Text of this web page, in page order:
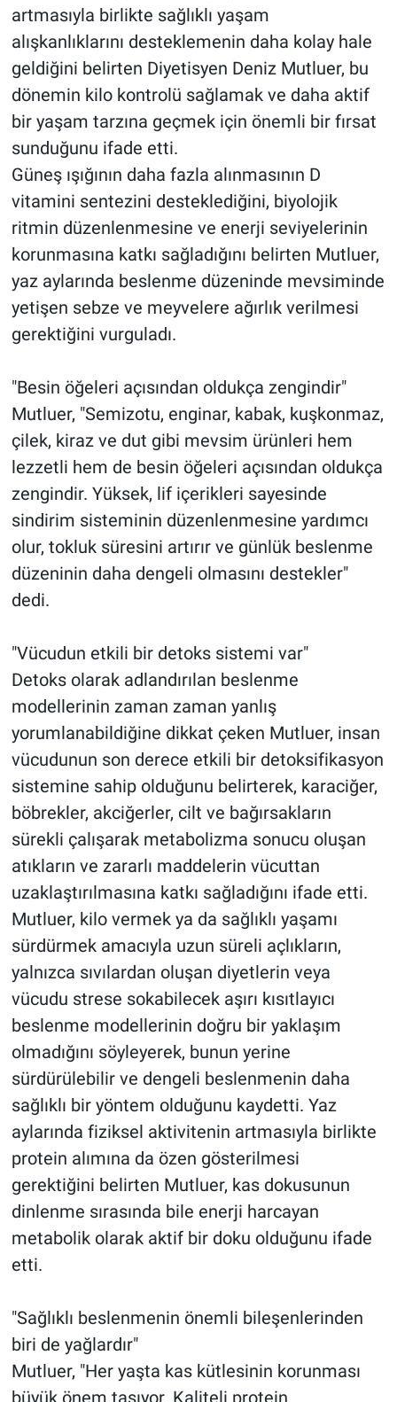
artmasıyla birlikte sağlıklı yaşam
alışkanlıklarını desteklemenin daha kolay hale
geldiğini belirten Diyetisyen Deniz Mutluer, bu
dönemin kilo kontrolü sağlamak ve daha aktif
bir yaşam tarzına geçmek için önemli bir fırsat
sunduğunu ifade etti.
Güneş ışığının daha fazla alınmasının D
vitamini sentezini desteklediğini, biyolojik
ritmin düzenlenmesine ve enerji seviyelerinin
korunmasına katkı sağladığını belirten Mutluer,
yaz aylarında beslenme düzeninde mevsiminde
yetişen sebze ve meyvelere ağırlık verilmesi
gerektiğini vurguladı.
"Besin öğeleri açısından oldukça zengindir"
Mutluer, "Semizotu, enginar, kabak, kuşkonmaz,
çilek, kiraz ve dut gibi mevsim ürünleri hem
lezzetli hem de besin öğeleri açısından oldukça
zengindir. Yüksek, lif içerikleri sayesinde
sindirim sisteminin düzenlenmesine yardımcı
olur, tokluk süresini artırır ve günlük beslenme
düzeninin daha dengeli olmasını destekler"
dedi.
"Vücudun etkili bir detoks sistemi var"
Detoks olarak adlandırılan beslenme
modellerinin zaman zaman yanlış
yorumlanabildiğine dikkat çeken Mutluer, insan
vücudunun son derece etkili bir detoksifikasyon
sistemine sahip olduğunu belirterek, karaciğer,
böbrekler, akciğerler, cilt ve bağırsakların
sürekli çalışarak metabolizma sonucu oluşan
atıkların ve zararlı maddelerin vücuttan
uzaklaştırılmasına katkı sağladığını ifade etti.
Mutluer, kilo vermek ya da sağlıklı yaşamı
sürdürmek amacıyla uzun süreli açlıkların,
yalnızca sıvılardan oluşan diyetlerin veya
vücudu strese sokabilecek aşırı kısıtlayıcı
beslenme modellerinin doğru bir yaklaşım
olmadığını söyleyerek, bunun yerine
sürdürülebilir ve dengeli beslenmenin daha
sağlıklı bir yöntem olduğunu kaydetti. Yaz
aylarında fiziksel aktivitenin artmasıyla birlikte
protein alımına da özen gösterilmesi
gerektiğini belirten Mutluer, kas dokusunun
dinlenme sırasında bile enerji harcayan
metabolik olarak aktif bir doku olduğunu ifade
etti.
"Sağlıklı beslenmenin önemli bileşenlerinden
biri de yağlardır"
Mutluer, "Her yaşta kas kütlesinin korunması
büyük önem taşıyor. Kaliteli protein